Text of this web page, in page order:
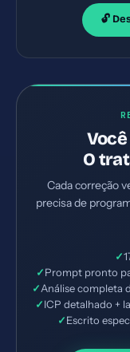
🔓
O
Cada correção
precisa de
✓
✓Prompt pronto
✓Análise completa
✓ICP detalhado +
✓Escrito